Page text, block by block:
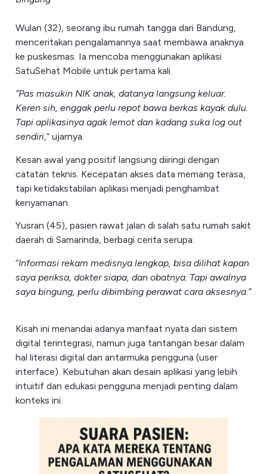
Wulan (32), seorang ibu rumah tangga dari Bandung,
menceritakan pengalamannya saat membawa anaknya
ke puskesmas. Ia mencoba menggunakan aplikasi
SatuSehat Mobile untuk pertama kali.
“Pas masukin NIK anak, datanya langsung keluar.
Keren sih, enggak perlu repot bawa berkas kayak dulu.
Tapi aplikasinya agak lemot dan kadang suka log out
sendiri,” ujarnya.
Kesan awal yang positif langsung diiringi dengan
catatan teknis. Kecepatan akses data memang terasa,
tapi ketidakstabilan aplikasi menjadi penghambat
kenyamanan.
Yusran (45), pasien rawat jalan di salah satu rumah sakit
daerah di Samarinda, berbagi cerita serupa:
“Informasi rekam medisnya lengkap, bisa dilihat kapan
saya periksa, dokter siapa, dan obatnya. Tapi awalnya
saya bingung, perlu dibimbing perawat cara aksesnya.”
Kisah ini menandai adanya manfaat nyata dari sistem
digital terintegrasi, namun juga tantangan besar dalam
hal literasi digital dan antarmuka pengguna (user
interface). Kebutuhan akan desain aplikasi yang lebih
intuitif dan edukasi pengguna menjadi penting dalam
konteks ini.